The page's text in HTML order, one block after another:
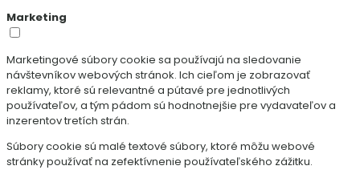
Marketing
Marketingové súbory cookie sa používajú na sledovanie
návštevníkov webových stránok. Ich cieľom je zobrazovať
reklamy, ktoré sú relevantné a pútavé pre jednotlivých
používateľov, a tým pádom sú hodnotnejšie pre vydavateľov a
inzerentov tretích strán.
Súbory cookie sú malé textové súbory, ktoré môžu webové
stránky používať na zefektívnenie používateľského zážitku.